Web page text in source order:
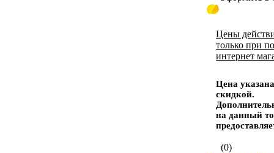
Цены
только при
интернет
Цена
скидкой.
на данный
(0)